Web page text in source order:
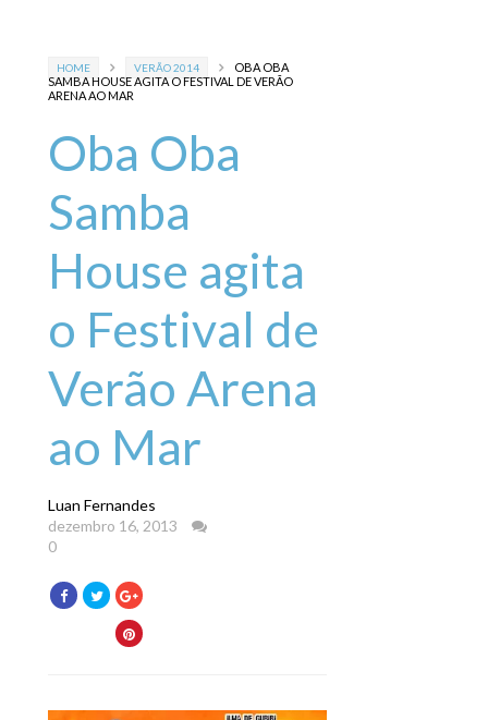
HOME VERÃO 2014
OBA OBA
SAMBA HOUSE AGITA O FESTIVAL DE VERÃO
ARENA AO MAR
Oba Oba
Samba
House agita
o Festival de
Verão Arena
ao Mar
Luan Fernandes
dezembro 16, 2013
0